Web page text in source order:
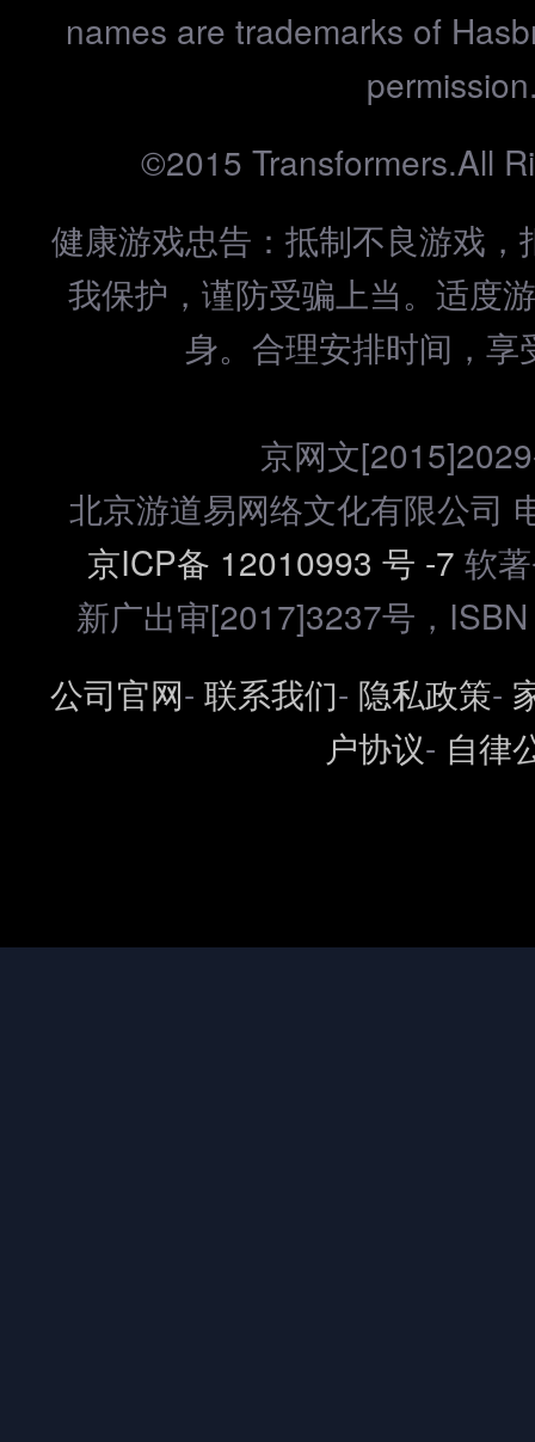
names are trademarks of
©2015 Transformers.All
健康游戏忠告：抵制不良游戏
我保护，谨防受骗上当。适度
身。合理安排时间，享
京网文
北京游道易网络文化有限公司
京ICP备 12010993 号 -7 软
新广出审[2017]3237号，
公司官网-联系我们- 隐私政策-
户协议- 自律